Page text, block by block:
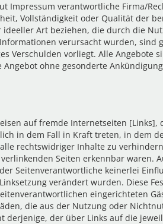
Impressum verantwortliche Firma/
Vollständigkeit oder Qualität der
ideeller Art beziehen, die durch die
verursacht wurden, sind
Verschulden vorliegt. Alle
Angebot ohne gesonderte
auf fremde Internetseiten
in dem Fall in Kraft treten, in dem
rechtswidriger Inhalte zu
Seiten erkennbar
Seitenverantwortliche keinerlei
verändert wurden. Diese
eingerichteten
die aus der Nutzung oder
derjenige, der über Links auf die